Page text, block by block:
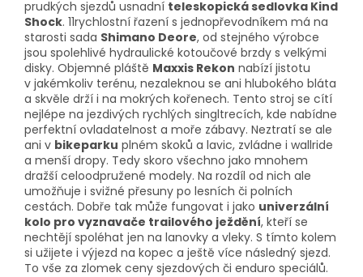
prudkých sjezdů usnadní teleskopická sedlovka Kind
Shock. 11rychlostní řazení s jednopřevodníkem má na
starosti sada Shimano Deore, od stejného výrobce
jsou spolehlivé hydraulické kotoučové brzdy s velkými
disky. Objemné pláště Maxxis Rekon nabízí jistotu
v jakémkoliv terénu, nezaleknou se ani hlubokého bláta
a skvěle drží i na mokrých kořenech. Tento stroj se cítí
nejlépe na jezdivých rychlých singltrecích, kde nabídne
perfektní ovladatelnost a moře zábavy. Neztratí se ale
ani v bikeparku plném skoků a lavic, zvládne i wallride
a menší dropy. Tedy skoro všechno jako mnohem
dražší celoodpružené modely. Na rozdíl od nich ale
umožňuje i svižné přesuny po lesních či polních
cestách. Dobře tak může fungovat i jako univerzální
kolo pro vyznavače trailového ježdění, kteří se
nechtějí spoléhat jen na lanovky a vleky. S tímto kolem
si užijete i výjezd na kopec a ještě více následný sjezd.
To vše za zlomek ceny sjezdových či enduro speciálů.